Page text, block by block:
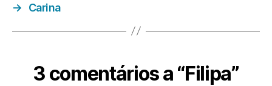
→
Carina
3 comentários a “Filipa”